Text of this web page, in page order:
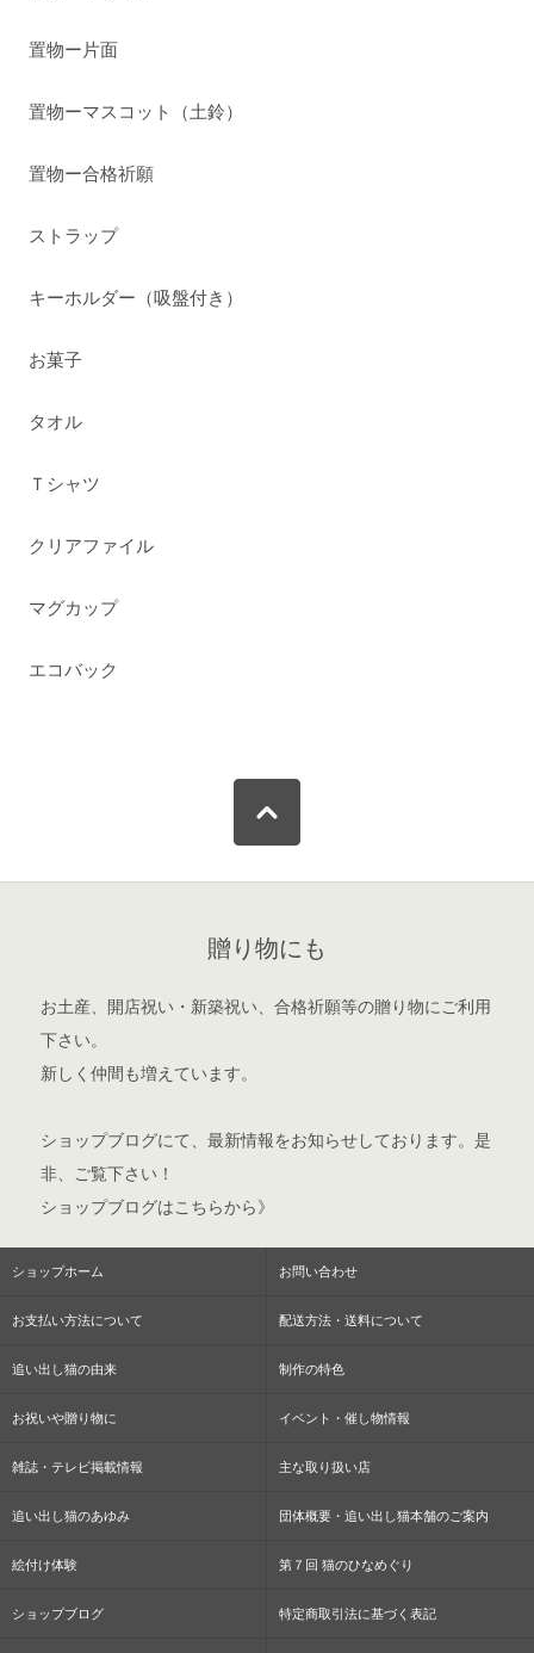
置物ー片面
置物ーマスコット（土鈴）
置物ー合格祈願
ストラップ
キーホルダー（吸盤付き）
お菓子
タオル
Ｔシャツ
クリアファイル
マグカップ
エコバック
贈り物にも
お土産、開店祝い・新築祝い、合格祈願等の贈り物にご利用
下さい。
新しく仲間も増えています。
ショップブログにて、最新情報をお知らせしております。是
非、ご覧下さい！
ショップブログはこちらから》
ショップホーム お問い合わせ
お支払い方法について 配送方法・送料について
追い出し猫の由来 制作の特色
お祝いや贈り物に イベント・催し物情報
雑誌・テレビ掲載情報 主な取り扱い店
追い出し猫のあゆみ 団体概要・追い出し猫本舗のご案内
絵付け体験 第７回 猫のひなめぐり
ショップブログ 特定商取引法に基づく表記